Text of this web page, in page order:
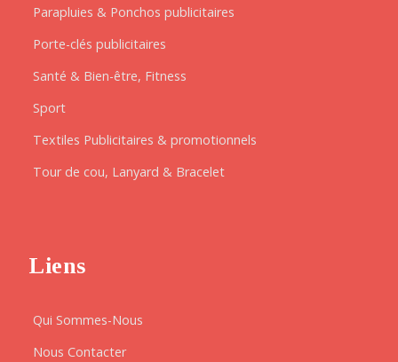
Parapluies & Ponchos publicitaires
Porte-clés publicitaires
Santé & Bien-être, Fitness
Sport
Textiles Publicitaires & promotionnels
Tour de cou, Lanyard & Bracelet
Liens
Qui Sommes-Nous
Nous Contacter